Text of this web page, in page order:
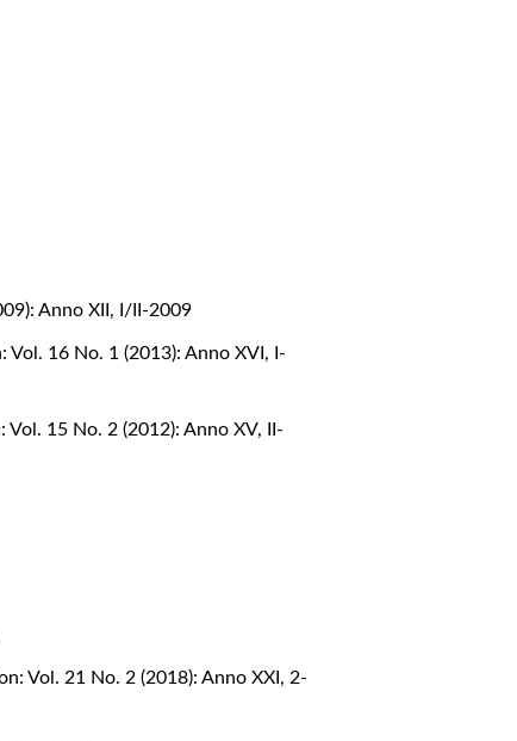
Anno XII, I/II-2009
16 No. 1 (2013): Anno XVI, I-
15 No. 2 (2012): Anno XV, II-
Vol. 21 No. 2 (2018): Anno XXI, 2-